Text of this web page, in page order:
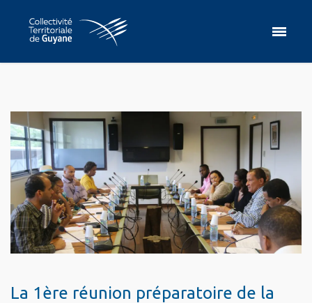
La 1ère réunion préparatoire de la